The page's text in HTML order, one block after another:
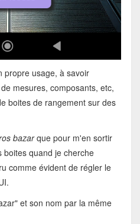
propre usage, à savoir
mesures, composants, etc,
boites de rangement sur des
bazarque pour m'en sortir
quand je cherche
comme évident de régler le
et son nom par la même